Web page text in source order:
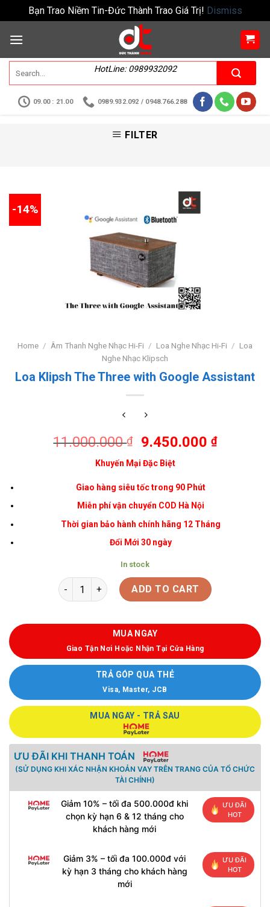
Bạn Trao Niềm Tin-Đức Thành Trao Giá Trị! Dismiss
HotLine: 0989932092
09.00 : 21.00 0989.932.092 / 0948.766.288
FILTER
-14%
Home / Âm Thanh Nghe Nhạc Hi-Fi / Loa Nghe Nhạc Hi-Fi / Loa
Nghe Nhạc Klipsch
Loa Klipsh The Three with Google Assistant
11.000.000₫ 9.450.000 ₫
Khuyến Mại Đặc Biệt
Giao hàng siêu tốc trong 90 Phút
Miễn phí vận chuyển COD Hà Nội
Thời gian bảo hành chính hãng 12 Tháng
Đổi Mới 30 ngày
In stock
ADD TO CART
MUA NGAY
Giao Tận Nơi Hoặc Nhận Tại Cửa Hàng
TRẢ GÓP QUA THẺ
Visa, Master, JCB
MUA NGAY - TRẢ SAU
ƯU ĐÃI KHI THANH TOÁN
(SỬ DỤNG KHI XÁC NHẬN KHOẢN VAY TRÊN TRANG CỦA TỔ CHỨC
TÀI CHÍNH)
Giảm 10% – tối đa 500.000đ khi
chọn kỳ hạn 6 & 12 tháng cho
khách hàng mới
ƯU ĐÃI
HOT
Giảm 3% – tối đa 100.000đ với
kỳ hạn 3 tháng cho khách hàng
mới
ƯU ĐÃI
HOT